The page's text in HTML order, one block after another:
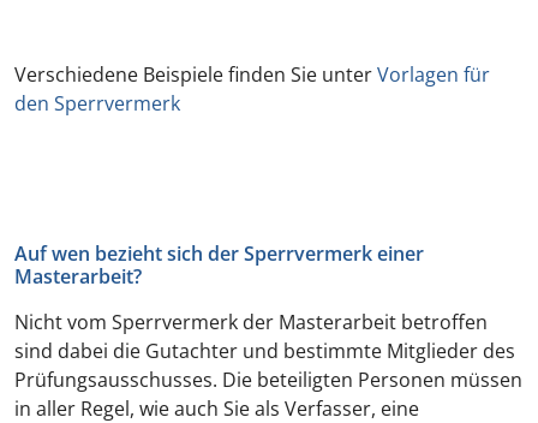
Verschiedene Beispiele finden Sie unterVorlagen für
den Sperrvermerk
Auf wen bezieht sich der Sperrvermerk einer
Masterarbeit?
Nicht vom Sperrvermerk der Masterarbeit betroffen
sind dabei die Gutachter und bestimmte Mitglieder des
Prüfungsausschusses. Die beteiligten Personen müssen
in aller Regel, wie auch Sie als Verfasser, eine